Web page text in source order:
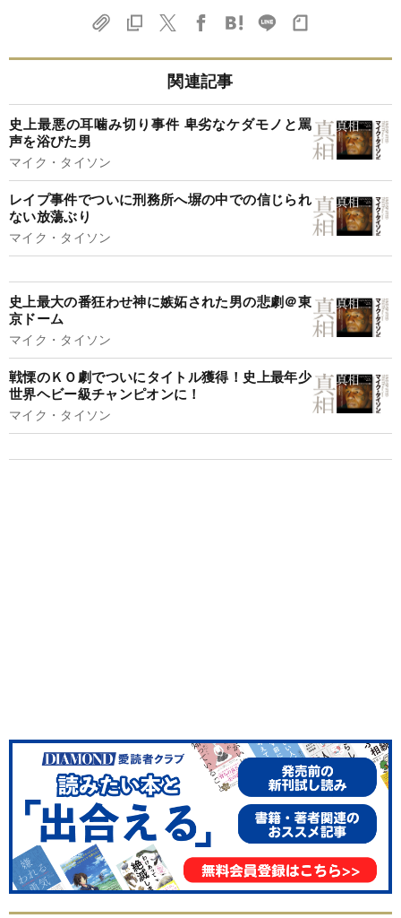
関連記事
史上最悪の耳噛み切り事件 卑劣なケダモノと罵
声を浴びた男
マイク・タイソン
レイプ事件でついに刑務所へ塀の中での信じられ
ない放蕩ぶり
マイク・タイソン
史上最大の番狂わせ神に嫉妬された男の悲劇＠東
京ドーム
マイク・タイソン
戦慄のＫＯ劇でついにタイトル獲得！史上最年少
世界ヘビー級チャンピオンに！
マイク・タイソン